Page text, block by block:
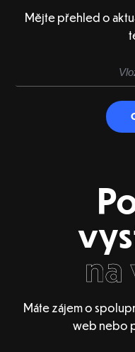
Mějte přehled o
na
Máte zájem o
web nebo